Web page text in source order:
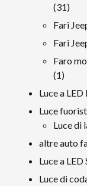
3131
Fari
Fari
Faro
11
Luce a
Luce
Luce di
altre auto
Luce a LED
Luce di